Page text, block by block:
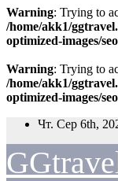
Warning: Trying to
/home/akk1/
optimized-images/
Warning: Trying to
/home/akk1/
optimized-images/
Перейти
вмісту
Чт. Сер 6th,